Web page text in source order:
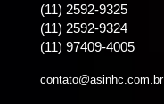
(11) 2592-9325
(11) 2592-9324
(11) 97409-4005
contato@asinhc.com.br